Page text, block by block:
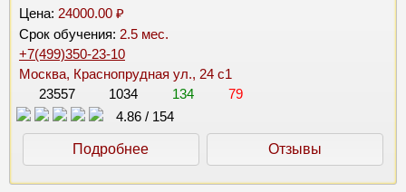
Цена: 24000.00 ₽
Срок обучения: 2.5 мес.
+7(499)350-23-10
Москва, Краснопрудная ул., 24 с1
23557
1034 134
79
4.86 / 154
Подробнее Отзывы